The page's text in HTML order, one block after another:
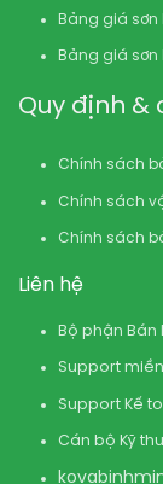
Bảng giá sơn
Bảng giá sơn
Quy định &
Chính sách
Chính sách
Chính sách
Liên hệ
Bộ phận Bán
Support miền
Support Kế
Cán bộ Kỹ